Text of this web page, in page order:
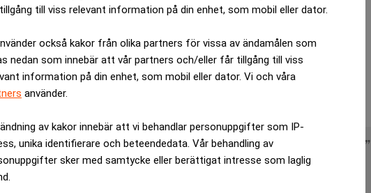
till viss relevant information på din enhet, som mobil eller dator.
också kakor från olika partners för vissa av ändamålen som
nedan som innebär att vår partners och/eller får tillgång till viss
information på din enhet, som mobil eller dator. Vi och våra
använder.
av kakor innebär att vi behandlar personuppgifter som IP-
unika identifierare och beteendedata. Vår behandling av
sker med samtycke eller berättigat intresse som laglig
Stora förloraren efter Northvolt – ”allvarligt bakslag”
Bakslaget skakar Europas framtidsvision.